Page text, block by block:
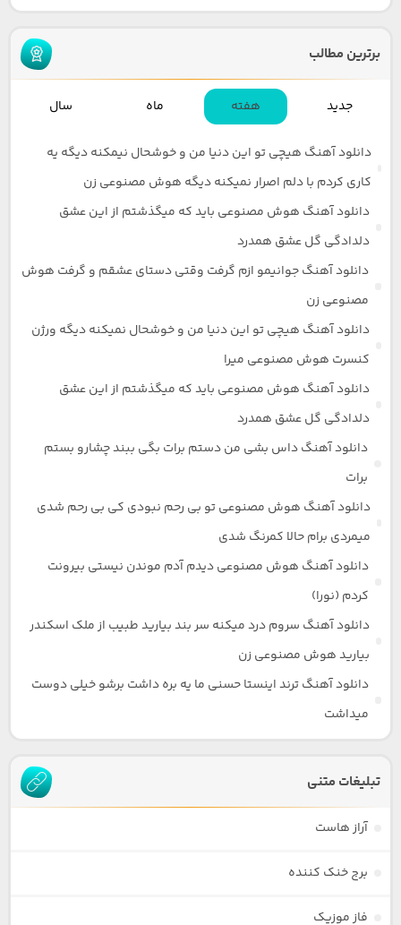
برترین مطالب
جدید هفته ماه سال
دانلود آهنگ هیچی تو این دنیا من و خوشحال نیمکنه دیگه یه
کاری کردم با دلم اصرار نمیکنه دیگه هوش مصنوعی زن
دانلود آهنگ هوش مصنوعی باید که میگذشتم از این عشق
دلدادگی گل عشق همدرد
دانلود آهنگ جوانیمو ازم گرفت وقتی دستای عشقم و گرفت هوش
مصنوعی زن
دانلود آهنگ هیچی تو این دنیا من و خوشحال نمیکنه دیگه ورژن
کنسرت هوش مصنوعی میرا
دانلود آهنگ هوش مصنوعی باید که میگذشتم از این عشق
دلدادگی گل عشق همدرد
دانلود آهنگ داس بشی من دستم برات بگی ببند چشارو بستم
برات
دانلود آهنگ هوش مصنوعی تو بی رحم نبودی کی بی رحم شدی
میمردی برام حالا کمرنگ شدی
دانلود آهنگ هوش مصنوعی دیدم آدم موندن نیستی بیرونت
کردم (نورا)
دانلود آهنگ سروم درد میکنه سر بند بیارید طبیب از ملک اسکندر
بیارید هوش مصنوعی زن
دانلود آهنگ ترند اینستا حسنی ما یه بره داشت برشو خیلی دوست
میداشت
تبلیغات متنی
آراز هاست
برج خنک کننده
فاز موزیک